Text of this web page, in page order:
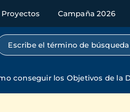
Proyectos Campaña 2026
Búsqueda por texto completo
conseguir los Objetivos de la